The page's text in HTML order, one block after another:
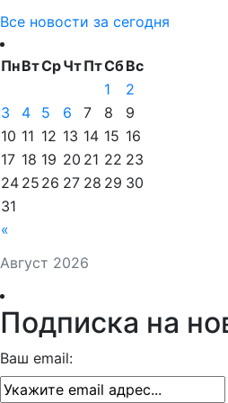
Все новости за сегодня
Август 2026
ПнВтСрЧтПтСбВс
«
1
2
3
4 5 6 7 8
9
10 11 12 13 14 15 16
17 18 19 20 21 22 23
24 25 26 27 28 29 30
31
Подписка на
Ваш email: